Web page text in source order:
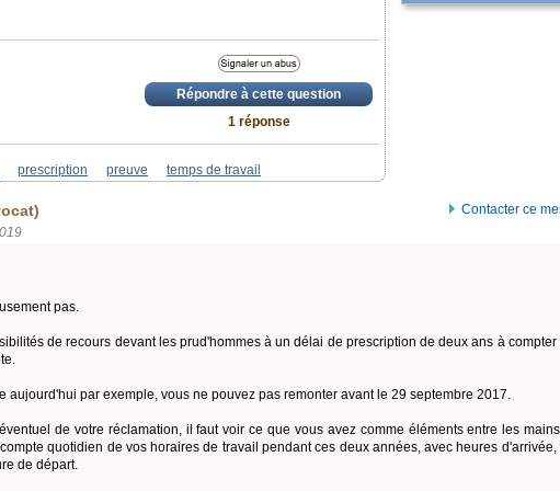
Répondre à cette question
1 réponse
prescription preuve temps de travail
Contacter ce
pas.
de recours devant les prud'hommes à un délai de prescription de deux ans à compter
aujourd'hui par exemple, vous ne pouvez pas remonter avant le 29 septembre 2017.
de votre réclamation, il faut voir ce que vous avez comme éléments entre les
quotidien de vos horaires de travail pendant ces deux années, avec heures d'arrivée,
de départ.